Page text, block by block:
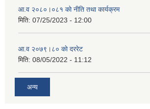
आ.व २०८०।०८१ काे नीति तथा कार्यक्रम
मिति: 07/25/2023 - 12:00
आ.व २०७९।८० काे दररेट
मिति: 08/05/2022 - 11:12
अन्य